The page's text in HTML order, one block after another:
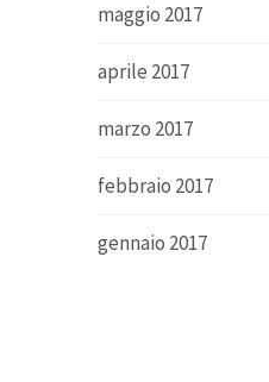
maggio 2017
aprile 2017
marzo 2017
febbraio 2017
gennaio 2017